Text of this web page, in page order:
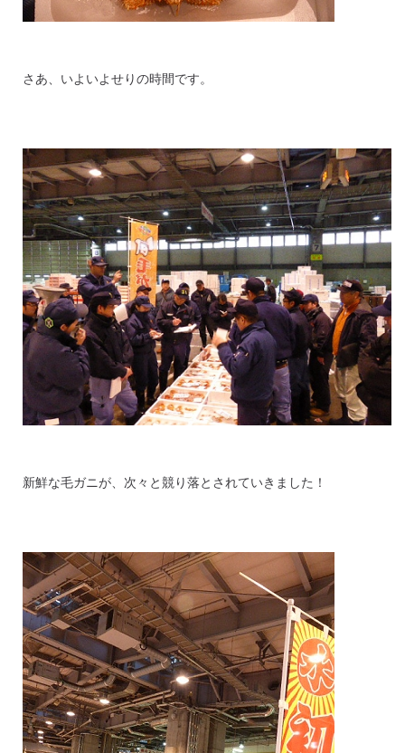
さあ、いよいよせりの時間です。
新鮮な毛ガニが、次々と競り落とされていきました！